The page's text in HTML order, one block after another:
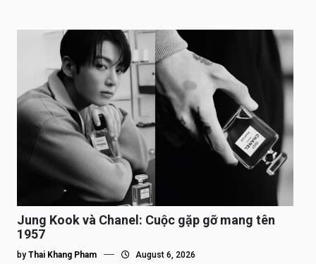
Jung Kook và Chanel: Cuộc gặp gỡ mang tên
1957
by Thai Khang Pham August 6, 2026